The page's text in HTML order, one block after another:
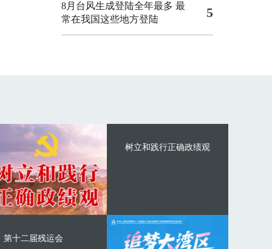
8月台风生成登陆全年最多 最
常在我国这些地方登陆
5
树立和践行正确政绩观
第十二届残运会